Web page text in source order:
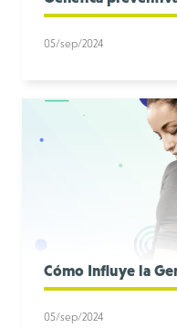
05/sep/2024
Cómo Influye la
05/sep/2024